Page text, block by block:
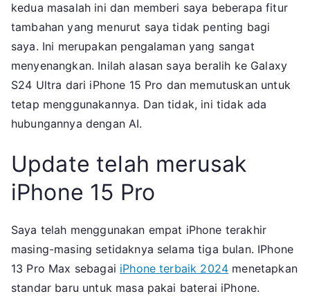
kedua masalah ini dan memberi saya beberapa fitur
tambahan yang menurut saya tidak penting bagi
saya. Ini merupakan pengalaman yang sangat
menyenangkan. Inilah alasan saya beralih ke Galaxy
S24 Ultra dari iPhone 15 Pro dan memutuskan untuk
tetap menggunakannya. Dan tidak, ini tidak ada
hubungannya dengan AI.
Update telah merusak
iPhone 15 Pro
Saya telah menggunakan empat iPhone terakhir
masing-masing setidaknya selama tiga bulan. IPhone
13 Pro Max sebagai iPhone terbaik 2024 menetapkan
standar baru untuk masa pakai baterai iPhone.